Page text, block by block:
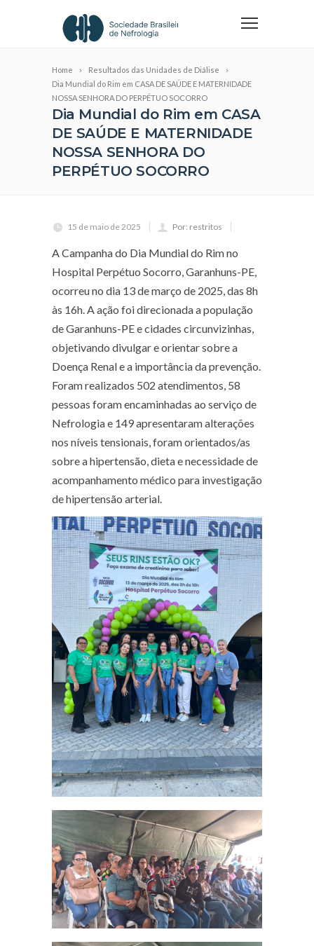
Home
Resultados das Unidades de Diálise
Dia Mundial do Rim em CASA DE SAÚDE E MATERNIDADE
NOSSA SENHORA DO PERPÉTUO SOCORRO
Dia Mundial do Rim em CASA
DE SAÚDE E MATERNIDADE
NOSSA SENHORA DO
PERPÉTUO SOCORRO
15 de maio de 2025 Por: restritos
A Campanha do Dia Mundial do Rim no
Hospital Perpétuo Socorro, Garanhuns-PE,
ocorreu no dia 13 de março de 2025, das 8h
às 16h. A ação foi direcionada a população
de Garanhuns-PE e cidades circunvizinhas,
objetivando divulgar e orientar sobre a
Doença Renal e a importância da prevenção.
Foram realizados 502 atendimentos, 58
pessoas foram encaminhadas ao serviço de
Nefrologia e 149 apresentaram alterações
nos níveis tensionais, foram orientados/as
sobre a hipertensão, dieta e necessidade de
acompanhamento médico para investigação
de hipertensão arterial.